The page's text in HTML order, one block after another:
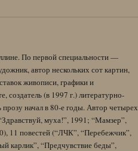
По первой специальности —
автор нескольких сот картин,
живописи, графики и
создатель (в 1997 г.) литературно-
начал в 80-е годы. Автор четырех
муха!”, 1991; “Мамзер”,
11 повестей (“ЛЧК”, “Перебежчик”,
карлик”, “Предчувствие беды”,